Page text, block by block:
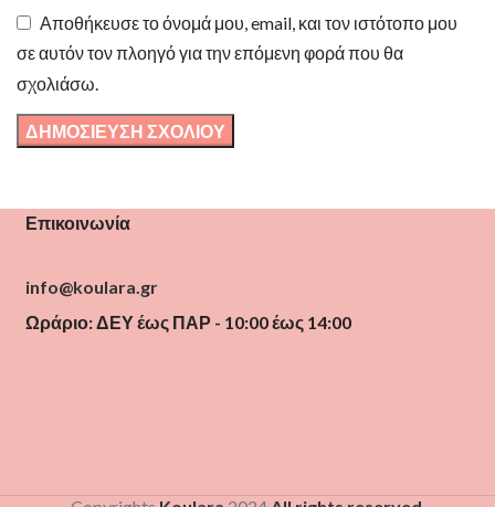
Αποθήκευσε το όνομά μου, email, και τον ιστότοπο μου
σε αυτόν τον πλοηγό για την επόμενη φορά που θα
σχολιάσω.
Επικοινωνία
info@koulara.gr
Ωράριο: ΔΕΥ έως ΠΑΡ - 10:00 έως 14:00